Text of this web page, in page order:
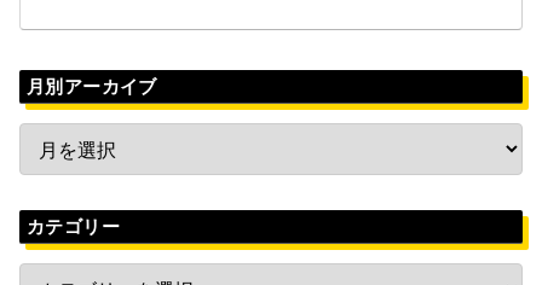
月別アーカイブ
カテゴリー